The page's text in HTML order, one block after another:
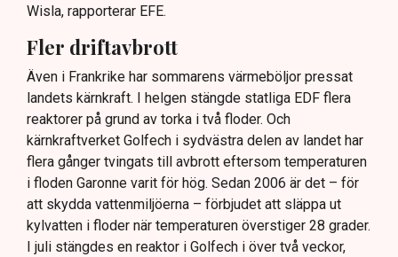
Wisla, rapporterar EFE.
Fler driftavbrott
Även i Frankrike har sommarens värmeböljor pressat
landets kärnkraft. I helgen stängde statliga EDF flera
reaktorer på grund av torka i två floder. Och
kärnkraftverket Golfech i sydvästra delen av landet har
flera gånger tvingats till avbrott eftersom temperaturen
i floden Garonne varit för hög. Sedan 2006 är det – för
att skydda vattenmiljöerna – förbjudet att släppa ut
kylvatten i floder när temperaturen överstiger 28 grader.
I juli stängdes en reaktor i Golfech i över två veckor,